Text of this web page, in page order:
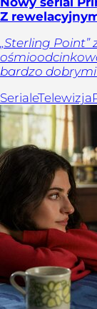
Z
„Sterling Point”
bardzo
SerialeTelewizja